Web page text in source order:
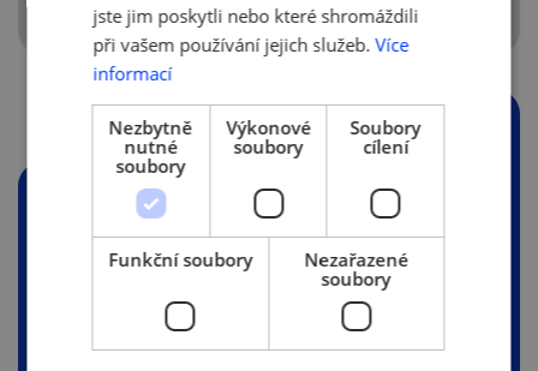
PŘÍLOHY
Inovace-a-role-banky-5.2019-
kom.-AMSP.pptx
(586.16 KB)
jste jim poskytli nebo které shromáždili
při vašem používání jejich služeb. Více
informací
Nezbytně
nutné
soubory
Výkonové
soubory
Soubory
cílení
Funkční soubory
Nezařazené
soubory